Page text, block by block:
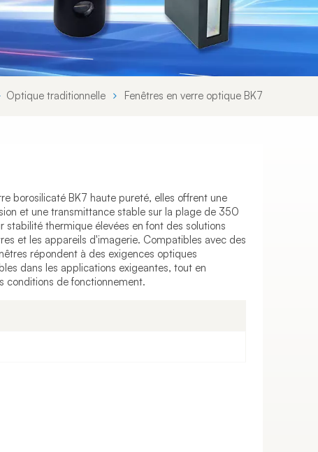
Optique traditionnelle Fenêtres en verre optique BK7
borosilicaté BK7 haute pureté, elles offrent une
et une transmittance stable sur la plage de 350
thermique élevées en font des solutions
et les appareils d'imagerie. Compatibles avec des
répondent à des exigences optiques
dans les applications exigeantes, tout en
conditions de fonctionnement.